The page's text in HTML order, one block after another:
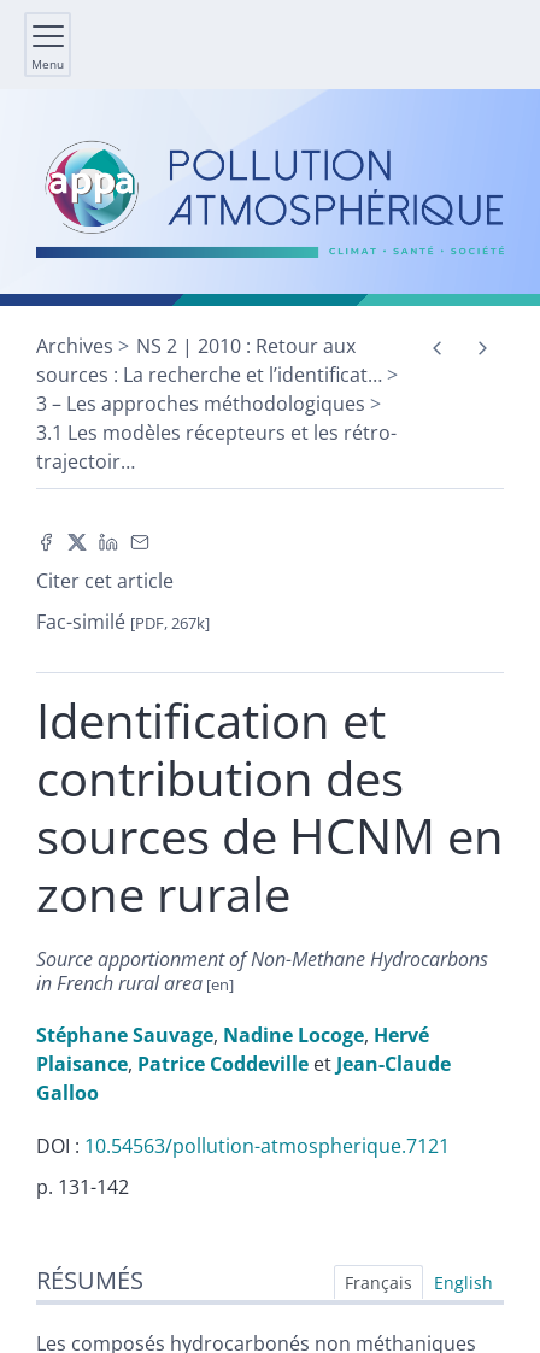
Menu
Archives
NS 2 | 2010 : Retour aux
sources : La recherche et l’identificat…
3 – Les approches méthodologiques
3.1 Les modèles récepteurs et les rétro-
trajectoir…
Citer cet article
Fac-similé [PDF, 267k]
Identification et
contribution des
sources de HCNM en
zone rurale
Source apportionment of Non-Methane Hydrocarbons
in French rural area
StéphaneSauvage, Nadine Locoge, Hervé
Plaisance, Patrice Coddeville et Jean-Claude
Galloo
DOI : 10.54563/pollution-atmospherique.7121
p. 131-142
Index
Texte
Citer cet article
RÉSUMÉS Français English
Les composés hydrocarbonés non méthaniques